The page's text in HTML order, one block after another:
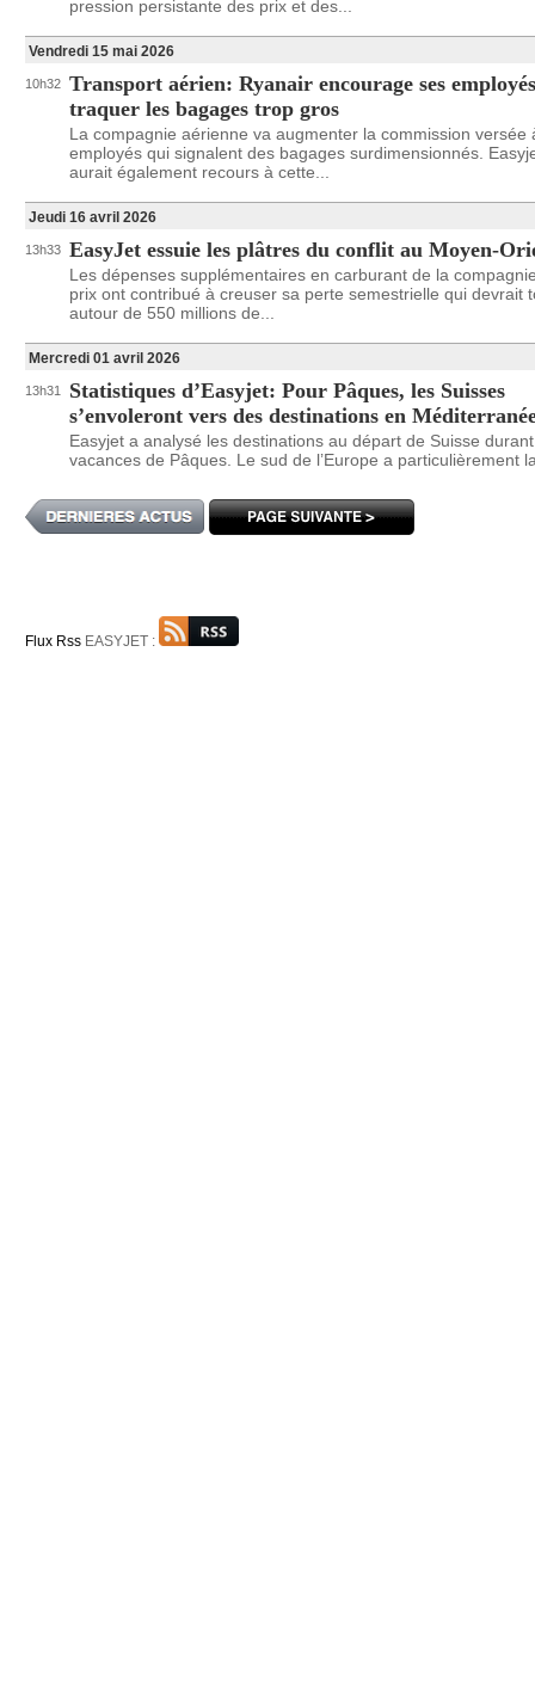
pression persistante des prix et des...
Vendredi 15 mai 2026
10h32 Transport aérien: Ryanair encourage ses
traquer les bagages trop gros
La compagnie aérienne va augmenter la commission versée
employés qui signalent des bagages surdimensionnés.
aurait également recours à cette...
Jeudi 16 avril 2026
13h33 EasyJet essuie les plâtres du conflit au Moyen-
Les dépenses supplémentaires en carburant de la
prix ont contribué à creuser sa perte semestrielle qui devrait
autour de 550 millions de...
Mercredi 01 avril 2026
13h31
Statistiques d’Easyjet: Pour Pâques, les Suisses
s’envoleront vers des destinations en
Easyjet a analysé les destinations au départ de Suisse
vacances de Pâques. Le sud de l’Europe a particulièrement
Flux Rss EASYJET :